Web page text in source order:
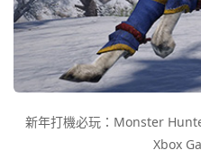
新年打機必玩：Monster
Xbox